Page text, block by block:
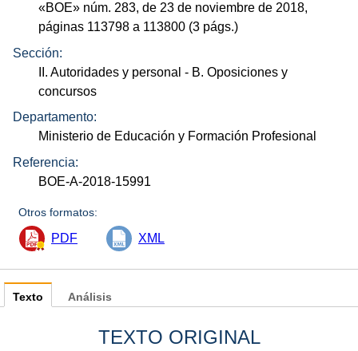
«BOE» núm. 283, de 23 de noviembre de 2018,
páginas 113798 a 113800 (3 págs.)
Sección:
II. Autoridades y personal - B. Oposiciones y
concursos
Departamento:
Ministerio de Educación y Formación Profesional
Referencia:
BOE-A-2018-15991
Otros formatos:
PDF XML
Texto
TEXTO ORIGINAL
Análisis